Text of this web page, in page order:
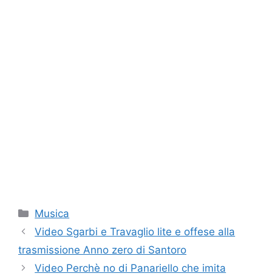
Categorie
Musica
Video Sgarbi e Travaglio lite e offese alla
trasmissione Anno zero di Santoro
Video Perchè no di Panariello che imita